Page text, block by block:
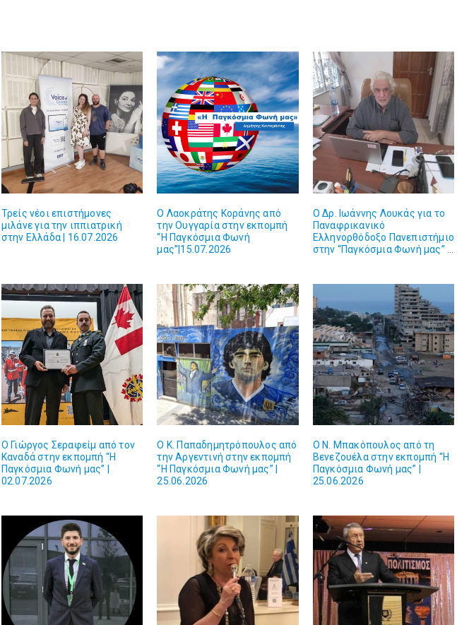
Τρείς νέοι επιστήμονες
μιλάνε για την ιππιατρική
στην Ελλάδα | 16.07.2026
O Λαοκράτης Κοράνης από
την Ουγγαρία στην εκπομπή
“Η Παγκόσμια Φωνή
μας”|15.07.2026
O Δρ. Ιωάννης Λουκάς για το
Παναφρικανικό
Ελληνορθόδοξο Πανεπιστήμιο
στην “Παγκόσμια Φωνή μας” |
Ο Γιώργος Σεραφείμ από τον
Καναδά στην εκπομπή “Η
Παγκόσμια Φωνή μας” |
02.07.2026
Ο Κ. Παπαδημητρόπουλος από
την Αργεντινή στην εκπομπή
“Η Παγκόσμια Φωνή μας” |
25.06.2026
O Ν. Μπακόπουλος από τη
Βενεζουέλα στην εκπομπή “Η
Παγκόσμια Φωνή μας” |
25.06.2026